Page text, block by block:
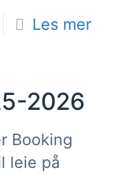
Les mer
2026
Booking
leie på